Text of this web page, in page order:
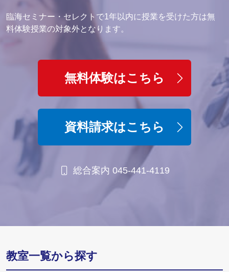
臨海セミナー・セレクトで1年以内に授業を受けた方は無
料体験授業の対象外となります。
無料体験はこちら
資料請求はこちら
総合案内 045-441-4119
教室一覧から探す